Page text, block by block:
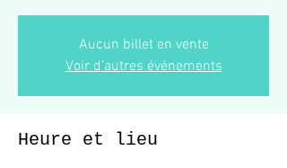
Aucun billet en vente
Voir d'autres événements
Heure et lieu